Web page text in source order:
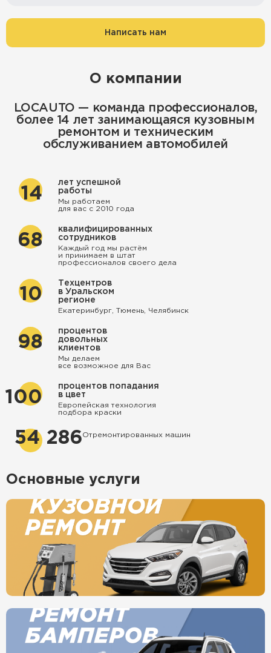
Написать нам
О компании
LOCAUTO — команда профессионалов,
более 14 лет занимающаяся кузовным
ремонтом и техническим
обслуживанием автомобилей
14
лет успешной
работы
Мы работаем
для вас с 2010 года
68
квалифицированных
сотрудников
Каждый год мы растём
и принимаем в штат
профессионалов своего дела
10
Техцентров
в Уральском
регионе
Екатеринбург, Тюмень, Челябинск
98
процентов
довольных
клиентов
Мы делаем
все возможное для Вас
100
процентов попадания
в цвет
Европейская технология
подбора краски
54 286Отремонтированных машин
Основные услуги